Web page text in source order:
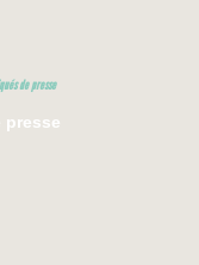
de presse
presse